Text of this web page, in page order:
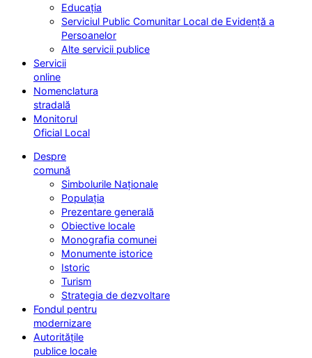
Educația
Serviciul Public Comunitar Local de Evidență a
Persoanelor
Alte servicii publice
Servicii
online
Nomenclatura
stradală
Monitorul
Oficial Local
Despre
comună
Simbolurile Naționale
Populația
Prezentare generală
Obiective locale
Monografia comunei
Monumente istorice
Istoric
Turism
Strategia de dezvoltare
Fondul pentru
modernizare
Autoritățile
publice locale